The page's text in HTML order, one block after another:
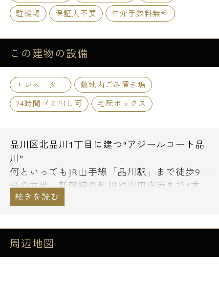
駐輪場
保証人不要 仲介手数料無料
この建物の設備
エレベーター
敷地内ごみ置き場
24時間ゴミ出し可
宅配ボックス
品川区北品川1丁目に建つ“アジールコート品
川”
何といってもJR山手線「品川駅」まで徒歩9
分の立地。新幹線の利用や羽田空港まで1本
でのアクセス、復路線の利用が可能！
スーパー、コンビニや商業施設も多く日々の
お買いものや休日も楽しめる住環境。大人も
楽しめる品川水族館も徒歩圏内。
周辺地図